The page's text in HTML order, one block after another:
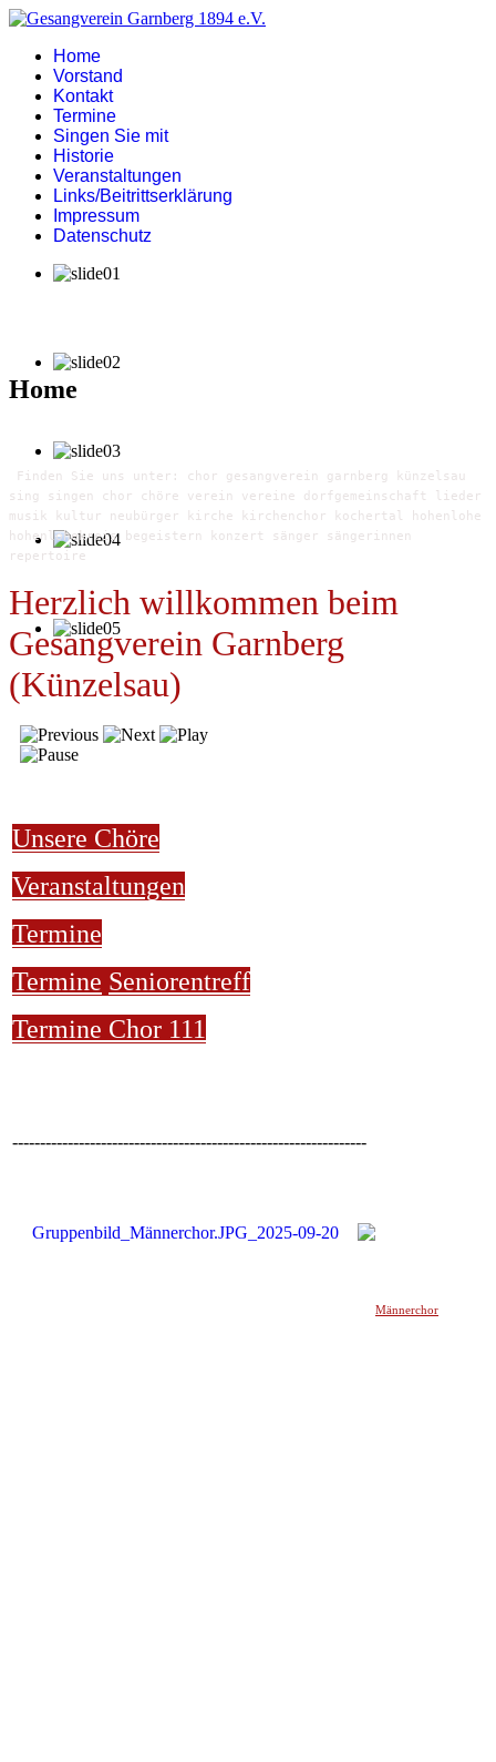
Home
Vorstand
Kontakt
Termine
Singen Sie mit
Historie
Veranstaltungen
Links/Beitrittserklärung
Impressum
Datenschutz
Home
Finden Sie uns unter: chor gesangverein garnberg künzelsau
sing singen chor chöre verein vereine dorfgemeinschaft lieder
musik kultur neubürger kirche kirchenchor kochertal hohenlohe
hohenlohekreis begeistern konzert sänger sängerinnen
repertoire
Herzlich willkommen beim
Gesangverein Garnberg
(Künzelsau)
Unsere Chöre
Veranstaltungen
Termine
Termine Seniorentreff
Termine Chor 111
----------------------------------------------------------------
Männerchor